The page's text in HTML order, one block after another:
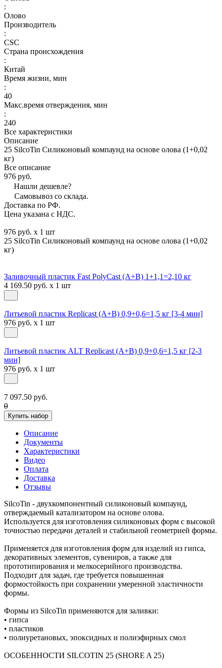
:
Олово
Производитель
:
CSC
Страна происхождения
:
Китай
Время жизни, мин
:
40
Макс.время отверждения, мин
:
240
Все характеристики
Описание
25 SilcoTin Силиконовый компаунд на основе олова (1+0,02
кг)
Все описание
976 руб.
Нашли дешевле?
Самовывоз со склада.
Доставка по РФ.
Цена указана с НДС.
976 руб. x 1 шт
25 SilcoTin Силиконовый компаунд на основе олова (1+0,02
кг)
Заливочный пластик Fast PolyCast (A+B) 1+1,1=2,10 кг
4 169.50 руб. x 1 шт
Литьевой пластик Replicast (А+В) 0,9+0,6=1,5 кг [3-4 мин]
976 руб. x 1 шт
Литьевой пластик ALT Replicast (А+В) 0,9+0,6=1,5 кг [2-3
мин]
976 руб. x 1 шт
7 097.50 руб.
0
Купить набор
Описание
Документы
Характеристики
Видео
Оплата
Доставка
Отзывы
SilcoTin - двухкомпонентный силиконовый компаунд,
отверждаемый катализатором на основе олова.
Используется для изготовления силиконовых форм с высокой
точностью передачи деталей и стабильной геометрией формы.
Применяется для изготовления форм для изделий из гипса,
декоративных элементов, сувениров, а также для
прототипирования и мелкосерийного производства.
Подходит для задач, где требуется повышенная
формостойкость при сохранении умеренной эластичности
формы.
Формы из SilcoTin применяются для заливки:
• гипса
• пластиков
• полиуретановых, эпоксидных и полиэфирных смол
ОСОБЕННОСТИ SILCOTIN 25 (SHORE A 25)